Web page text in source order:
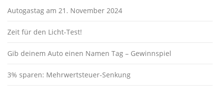
Autogastag am 21. November 2024
Zeit für den Licht-Test!
Gib deinem Auto einen Namen Tag – Gewinnspiel
3% sparen: Mehrwertsteuer-Senkung